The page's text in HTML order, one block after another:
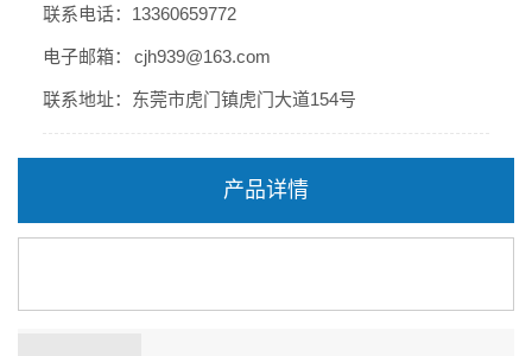
联系电话：13360659772
电子邮箱： cjh939@163.com
联系地址：东莞市虎门镇虎门大道154号
产品详情